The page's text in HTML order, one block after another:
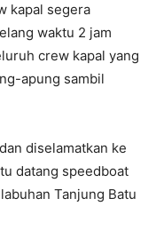
kapal segera
waktu 2 jam
crew kapal yang
apung sambil
diselamatkan ke
datang speedboat
Tanjung Batu